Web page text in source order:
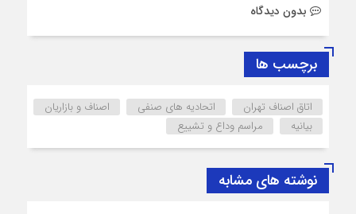
بدون دیدگاه
برچسب ها
اتاق اصناف تهران اتحادیه های صنفی
اصناف و بازاریان
بیانیه
مراسم وداع و تشییع
نوشته های مشابه